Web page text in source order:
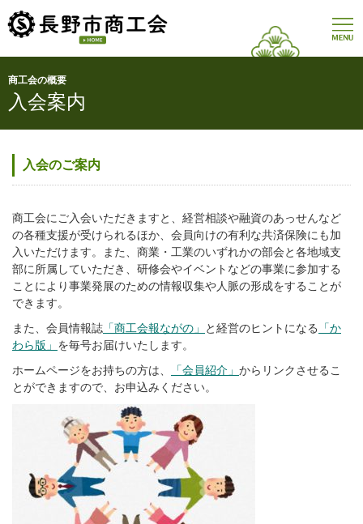
HOME
商工会の概要
商工会の事業
管轄地域
商工会の組織
経営発達支援計画
入会案内
商工会合併の経緯
会員紹介
商工会報ながの
かわら版
経営支援
経営相談
商工会の概要
入会案内
入会のご案内
商工会にご入会いただきますと、経営相談や融資のあっせんなど
の各種支援が受けられるほか、会員向けの有利な共済保険にも加
入いただけます。また、商業・工業のいずれかの部会と各地域支
部に所属していただき、研修会やイベントなどの事業に参加する
ことにより事業発展のための情報収集や人脈の形成をすることが
できます。
また、会員情報誌 「商工会報ながの」 と経営のヒントになる
「か
わら版」 を毎号お届けいたします。
ホームページをお持ちの方は、
「会員紹介」 からリンクさせるこ
とができますので、お申込みください。